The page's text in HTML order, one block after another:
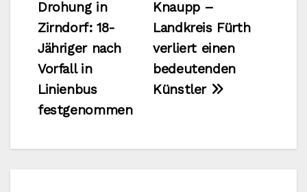
Knaupp –
Landkreis Fürth
verliert einen
bedeutenden
Künstler
Drohung in
Zirndorf: 18-
Jähriger nach
Vorfall in
Linienbus
festgenommen